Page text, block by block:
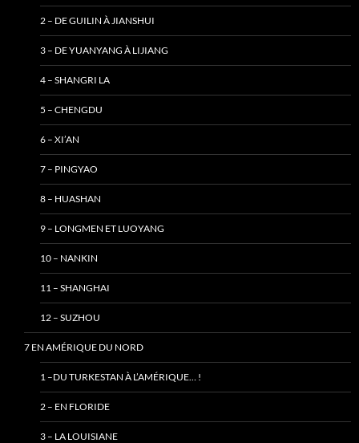
2 – DE GUILIN À JIANSHUI
3 – DE YUANYANG À LIJIANG
4 – SHANGRI LA
5 – CHENGDU
6 – XI’AN
7 – PINGYAO
8 – HUASHAN
9 – LONGMEN ET LUOYANG
10 – NANKIN
11 – SHANGHAI
12 – SUZHOU
7 EN AMÉRIQUE DU NORD
1 –DU TURKESTAN À L’AMÉRIQUE… !
2 – EN FLORIDE
3 – LA LOUISIANE